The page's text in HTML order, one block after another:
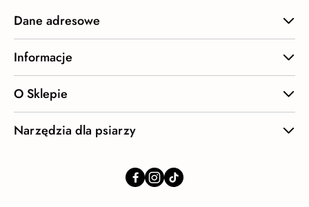
Dane adresowe
Informacje
O Sklepie
Narzędzia dla psiarzy